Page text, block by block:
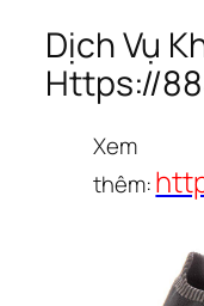
Dịch Vụ
Https://
Xem
thêm: